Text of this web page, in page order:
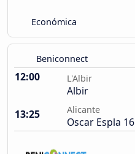
Económica
Beniconnect
12:00 L'Albir
Albir
13:25
Alicante
Oscar Espla 16